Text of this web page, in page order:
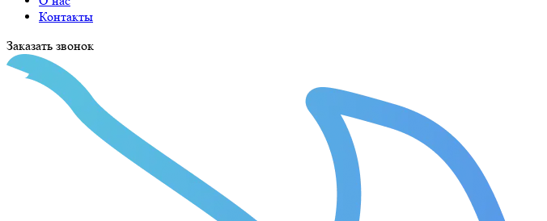
Контакты
Заказать звонок